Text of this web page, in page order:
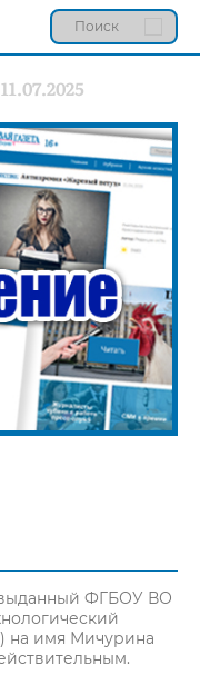
11.07.2025
выданный ФГБОУ ВО
на имя Мичурина